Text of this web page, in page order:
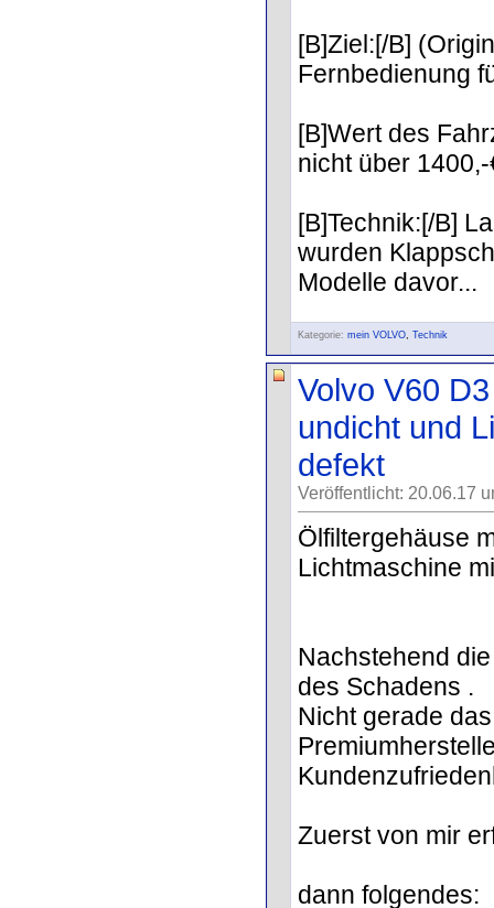
[B]Ziel:[/B]
Fernbedienung
[B]Wert des
nicht über
[B]Technik:[/B]
wurden
Modelle davor...
Kategorie: mein VOLVO, Technik
Volvo V60
undicht und
defekt
Veröffentlicht: 20.06.17
Ölfiltergehäuse
Lichtmaschine
Nachstehend
des Schadens .
Nicht gerade
Zuerst von mir
dann folgendes: